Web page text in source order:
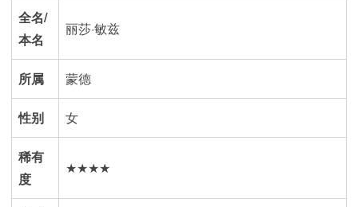
全名/
本名
丽莎·敏兹
所属 蒙德
性别 女
稀有
度
★★★★